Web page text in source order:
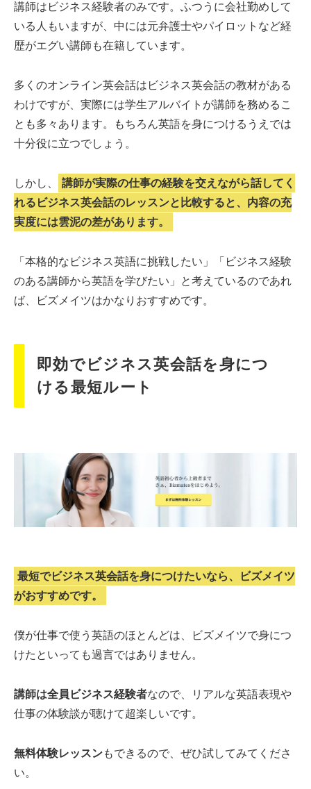
講師はビジネス経験者のみです。ふつうに会社勤めして
いる人もいますが、中には元弁護士やパイロットなど経
歴がエグい講師も在籍しています。
多くのオンライン英会話はビジネス英会話の教材がある
わけですが、実際には学生アルバイトが講師を務めるこ
とも多々あります。もちろん英語を身につけるうえでは
十分役に立つでしょう。
しかし、
講師が実際の仕事の経験を交えながら話してく
れるビジネス英会話のレッスンと比較すると、内容の充
実度には雲泥の差があります。
「本格的なビジネス英語に挑戦したい」「ビジネス経験
のある講師から英語を学びたい」と考えているのであれ
ば、ビズメイツはかなりおすすめです。
即効でビジネス英会話を身につ
ける最短ルート
最短でビジネス英会話を身につけたいなら、ビズメイツ
がおすすめです。
僕が仕事で使う英語のほとんどは、ビズメイツで身につ
けたといっても過言ではありません。
講師は全員ビジネス経験者なので、リアルな英語表現や
仕事の体験談が聴けて超楽しいです。
無料体験レッスンもできるので、ぜひ試してみてくださ
い。